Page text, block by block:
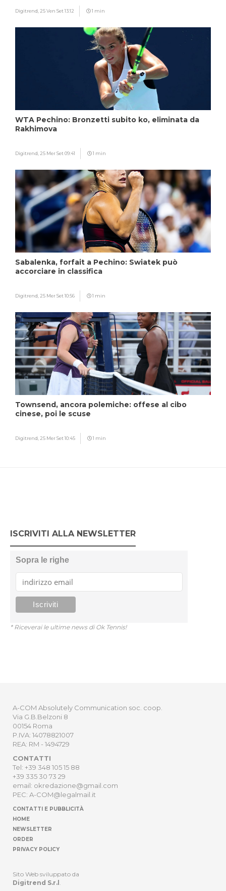
Digitrend, 25 Ven Set 13:12 1 min
WTA Pechino: Bronzetti subito ko, eliminata da
Rakhimova
Digitrend, 25 Mer Set 09:41 1 min
Sabalenka, forfait a Pechino: Swiatek può
accorciare in classifica
Digitrend, 25 Mer Set 10:56 1 min
Townsend, ancora polemiche: offese al cibo
cinese, poi le scuse
Digitrend, 25 Mer Set 10:45 1 min
ISCRIVITI ALLA NEWSLETTER
Sopra le righe
* Riceverai le ultime news di Ok Tennis!
A-COM Absolutely Communication soc. coop.
Via G.B.Belzoni 8
00154 Roma
P.IVA: 14078821007
REA: RM - 1494729
CONTATTI
Tel: +39 348 105 15 88
+39 335 30 73 29
email: okredazione@gmail.com
PEC: A-COM@legalmail.it
CONTATTI E PUBBLICITÀ
HOME
NEWSLETTER
ORDER
PRIVACY POLICY
Sito Web sviluppato da
Digitrend S.r.l